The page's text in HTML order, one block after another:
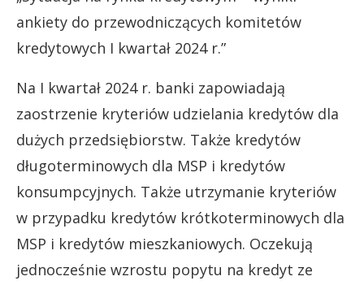
ankiety do przewodniczących komitetów
kredytowych I kwartał 2024 r.”
Na I kwartał 2024 r. banki zapowiadają
zaostrzenie kryteriów udzielania kredytów dla
dużych przedsiębiorstw. Także kredytów
długoterminowych dla MSP i kredytów
konsumpcyjnych. Także utrzymanie kryteriów
w przypadku kredytów krótkoterminowych dla
MSP i kredytów mieszkaniowych. Oczekują
jednocześnie wzrostu popytu na kredyt ze